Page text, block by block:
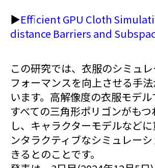
▶︎Efficient GPU Cloth
distance Barriers and
この研究では、衣服のシミュ
フォーマンスを向上させる手
います。高解像度の衣服モデル
すべての三角形ポリゴンがも
し、キャラクターモデルなど
ンタラクティブなシミュレー
きるとのことです。